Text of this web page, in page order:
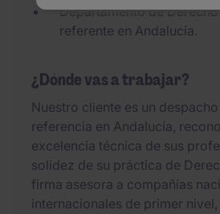
Departamento de
referente en Andalucía.
¿Dónde vas a trabajar?
Nuestro cliente es un
referencia en Andalucía,
excelencia técnica de sus
solidez de su práctica de
firma asesora a compañías
internacionales de primer